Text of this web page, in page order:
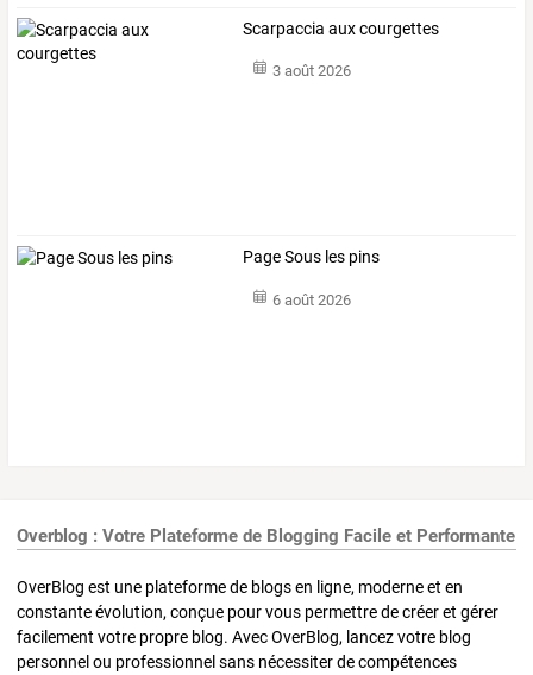
Scarpaccia aux courgettes
3 août 2026
Page Sous les pins
6 août 2026
Overblog : Votre Plateforme de Blogging Facile et Performante
OverBlog est une plateforme de blogs en ligne, moderne et en
constante évolution, conçue pour vous permettre de créer et gérer
facilement votre propre blog. Avec OverBlog, lancez votre blog
personnel ou professionnel sans nécessiter de compétences